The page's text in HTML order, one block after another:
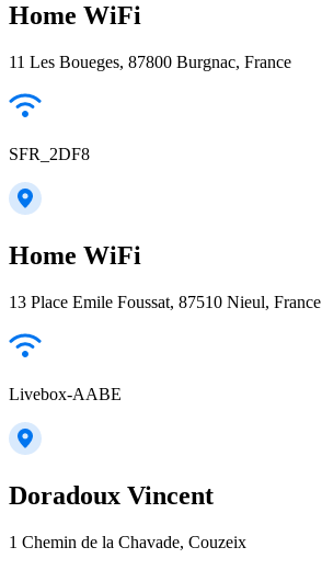
Home WiFi
11 Les Boueges, 87800 Burgnac, France
SFR_2DF8
Home WiFi
13 Place Emile Foussat, 87510 Nieul, France
Livebox-AABE
Doradoux Vincent
1 Chemin de la Chavade, Couzeix